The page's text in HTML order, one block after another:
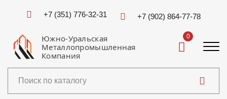
+7 (351) 776-32-31 +7 (902) 864-77-78
Южно-Уральская
Металлопромышленная
Компания
0